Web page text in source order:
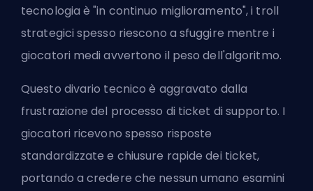
tecnologia è "in continuo miglioramento", i troll
strategici spesso riescono a sfuggire mentre i
giocatori medi avvertono il peso dell'algoritmo.
Questo divario tecnico è aggravato dalla
frustrazione del processo di ticket di supporto. I
giocatori ricevono spesso risposte
standardizzate e chiusure rapide dei ticket,
portando a credere che nessun umano esamini